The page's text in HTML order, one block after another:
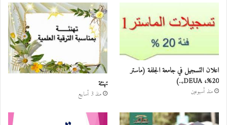
اعلان التسجيل في جامعة الجلفة (ماستر
20%، DEUA,..)
منذ أسبوعين
تهنئة
منذ 3 أسابيع